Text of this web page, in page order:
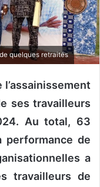
quelques retraités
l’assainissement
ses travailleurs
Au total, 63
performance de
a
travailleurs de